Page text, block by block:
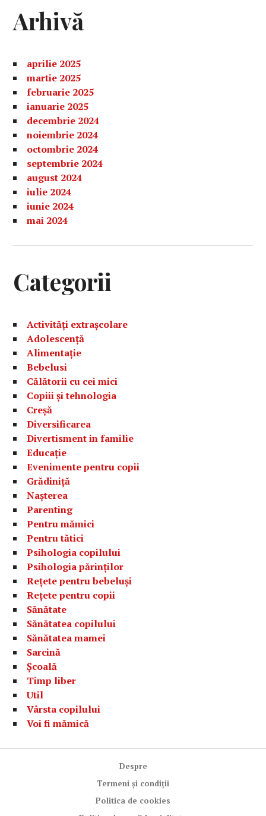
Arhivă
aprilie 2025
martie 2025
februarie 2025
ianuarie 2025
decembrie 2024
noiembrie 2024
octombrie 2024
septembrie 2024
august 2024
iulie 2024
iunie 2024
mai 2024
Categorii
Activități extrașcolare
Adolescență
Alimentație
Bebelusi
Călătorii cu cei mici
Copiii și tehnologia
Creșă
Diversificarea
Divertisment in familie
Educație
Evenimente pentru copii
Grădiniță
Nașterea
Parenting
Pentru mămici
Pentru tătici
Psihologia copilului
Psihologia părinților
Rețete pentru bebeluși
Rețete pentru copii
Sănătate
Sănătatea copilului
Sănătatea mamei
Sarcină
Școală
Timp liber
Util
Vârsta copilului
Voi fi mămică
Despre
Termeni și condiții
Politica de cookies